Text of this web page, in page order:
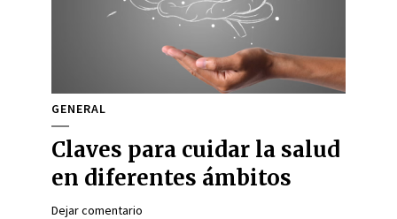
GENERAL
Claves para cuidar la salud
en diferentes ámbitos
Dejar comentario